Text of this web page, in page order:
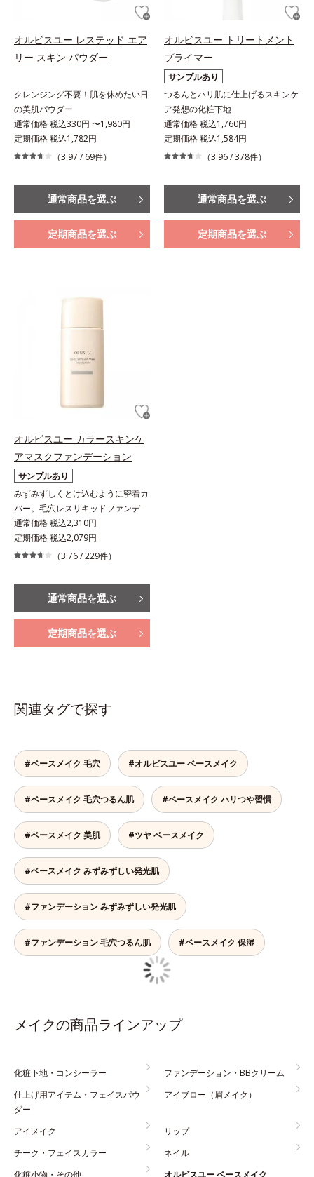
オルビスユー レステッド エア
リー スキン パウダー
クレンジング不要！肌を休めたい日
の美肌パウダー
通常価格 税込330円 〜1,980円
定期価格 税込1,782円
（3.97 / 69件）
通常商品を選ぶ
定期商品を選ぶ
オルビスユー トリートメント
プライマー
サンプルあり
つるんとハリ肌に仕上げるスキンケ
ア発想の化粧下地
通常価格 税込1,760円
定期価格 税込1,584円
（3.96 /378件）
通常商品を選ぶ
定期商品を選ぶ
オルビスユー カラースキンケ
アマスクファンデーション
サンプルあり
みずみずしくとけ込むように密着カ
バー。毛穴レスリキッドファンデ
通常価格 税込2,310円
定期価格 税込2,079円
（3.76 /229件）
通常商品を選ぶ
定期商品を選ぶ
関連タグで探す
#ベースメイク 毛穴 #オルビスユー ベースメイク
#ベースメイク 毛穴つるん肌 #ベースメイク ハリつや習慣
#ベースメイク 美肌 #ツヤ ベースメイク
#ベースメイク みずみずしい発光肌
#ファンデーション みずみずしい発光肌
#ファンデーション 毛穴つるん肌 #ベースメイク 保湿
メイクの商品ラインアップ
化粧下地・コンシーラー
ファンデーション・BBクリーム
仕上げ用アイテム・フェイスパウ
ダー
アイブロー（眉メイク）
アイメイク
リップ
チーク・フェイスカラー
ネイル
化粧小物・その他
オルビスユー ベースメイク